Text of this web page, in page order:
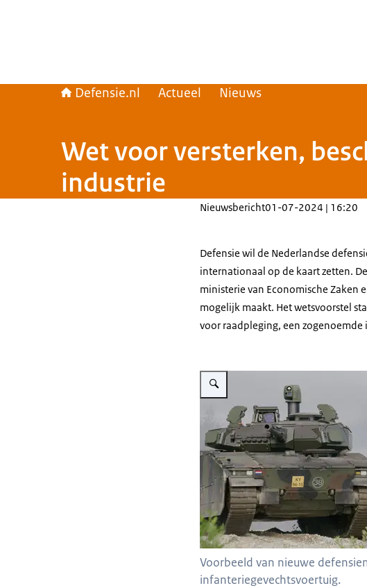
Defensie.nl Actueel Nieuws
Wet voor versterken,
industrie
Nieuwsbericht01-07-2024 | 16:20
Defensie wil de Nederlandse
internationaal op de kaart zetten.
ministerie van Economische Zaken
mogelijk maakt. Het wetsvoorstel
voor raadpleging, een
Vergroot afbeelding Een CV90
Voorbeeld van nieuwe
infanteriegevechtsvoertuig.